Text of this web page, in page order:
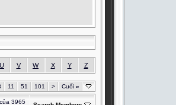
U V W X Y Z
11 51 101 > Cuối »
3965